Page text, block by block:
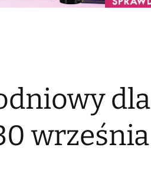
dla
września